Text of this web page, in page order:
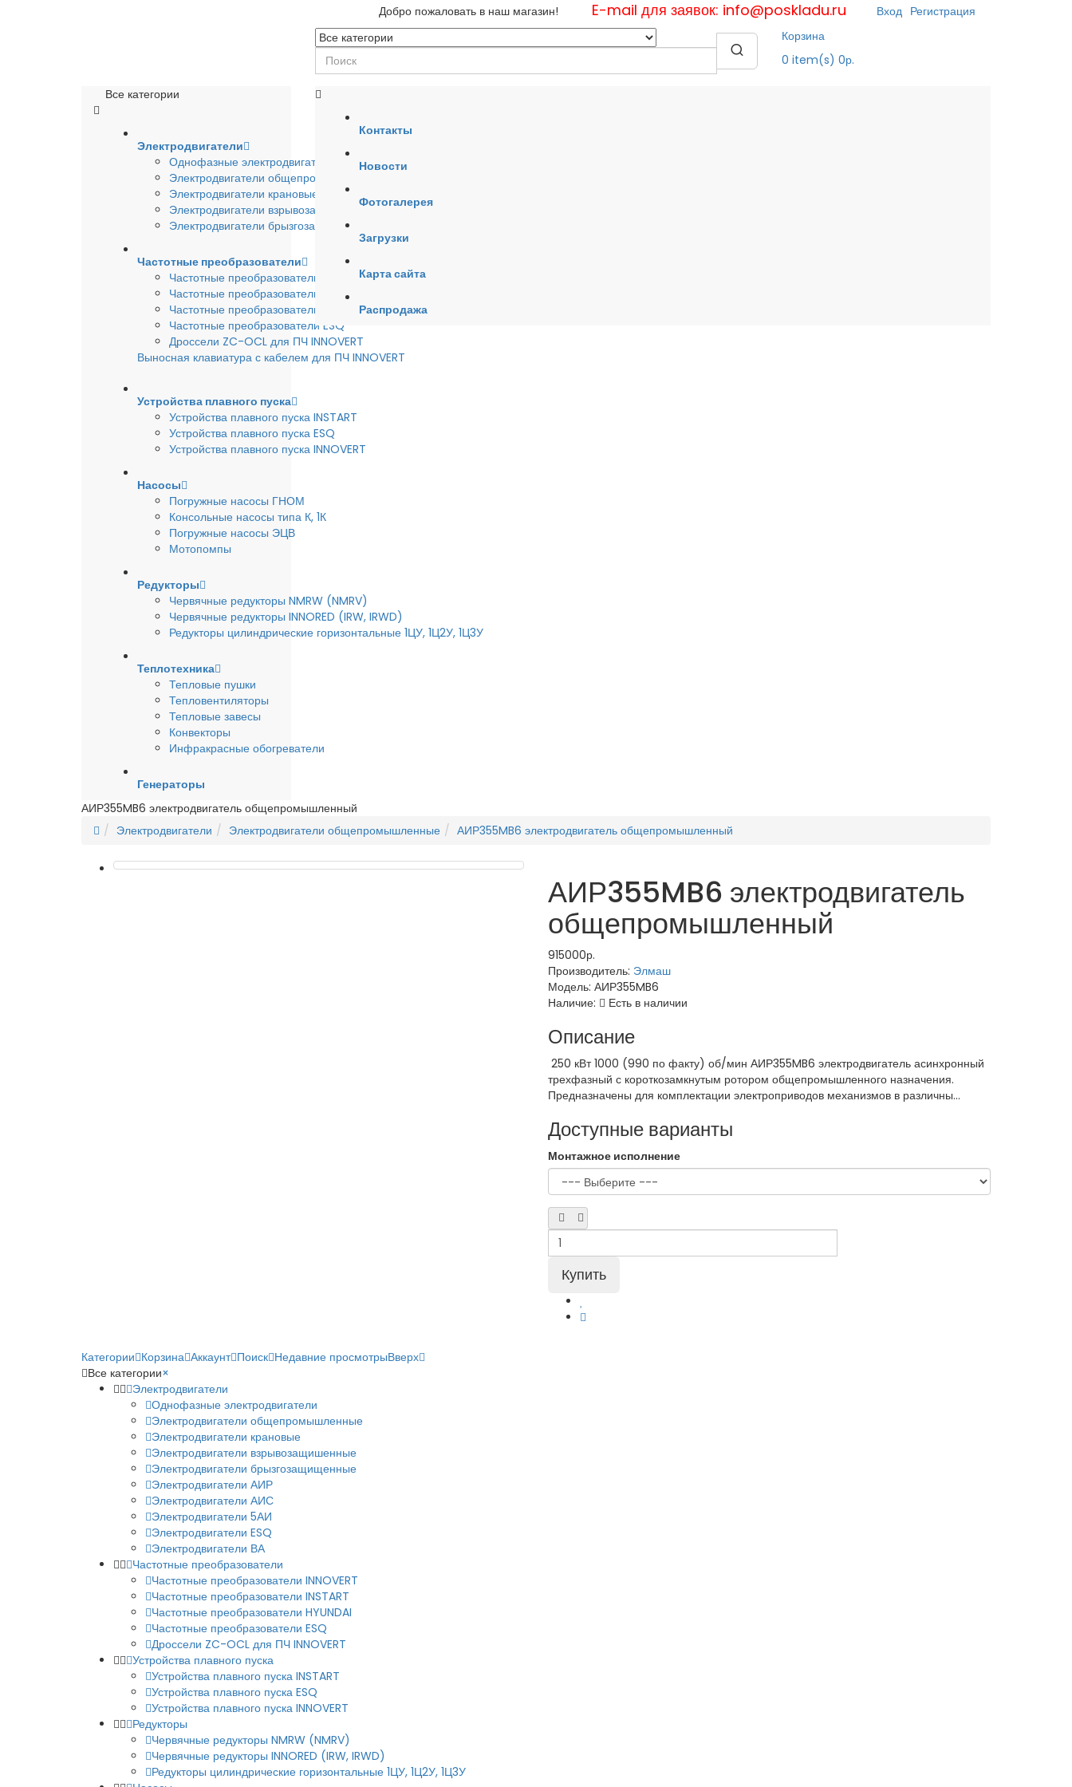
Добро пожаловать в наш магазин! E-mail для заявок: info@poskladu.ru Вход Регистрация
Корзина
0 item(s) 0р.
Все категории
Электродвигатели
Однофазные электродвигатели
Электродвигатели общепромышленные
Электродвигатели крановые
Электродвигатели взрывозащишенные
Электродвигатели брызгозащищенные
Частотные преобразователи
Частотные преобразователи INSTART
Частотные преобразователи INNOVERT
Частотные преобразователи HYUNDAI
Частотные преобразователи ESQ
Дроссели ZC-OCL для ПЧ INNOVERT
Выносная клавиатура с кабелем для ПЧ INNOVERT
Устройства плавного пуска
Устройства плавного пуска INSTART
Устройства плавного пуска ESQ
Устройства плавного пуска INNOVERT
Насосы
Погружные насосы ГНОМ
Консольные насосы типа К, 1К
Погружные насосы ЭЦВ
Мотопомпы
Редукторы
Червячные редукторы NMRW (NMRV)
Червячные редукторы INNORED (IRW, IRWD)
Редукторы цилиндрические горизонтальные 1ЦУ, 1Ц2У, 1Ц3У
Теплотехника
Тепловые пушки
Тепловентиляторы
Тепловые завесы
Конвекторы
Инфракрасные обогреватели
Генераторы
Контакты
Новости
Фотогалерея
Загрузки
Карта сайта
Распродажа
АИР355MB6 электродвигатель общепромышленный
Электродвигатели
Электродвигатели общепромышленные АИР355MB6 электродвигатель общепромышленный
АИР355MB6 электродвигатель
общепромышленный
915000р.
Производитель: Элмаш
Модель: АИР355MB6
Наличие:
Есть в наличии
Описание
250 кВт 1000 (990 по факту) об/мин АИР355MB6 электродвигатель асинхронный
трехфазный с короткозамкнутым ротором общепромышленного назначения.
Предназначены для комплектации электроприводов механизмов в различны...
Доступные варианты
Монтажное исполнение
Категории Корзина Аккаунт Поиск Недавние просмотрыВверх
Все категории×
Электродвигатели
Однофазные электродвигатели
Электродвигатели общепромышленные
Электродвигатели крановые
Электродвигатели взрывозащишенные
Электродвигатели брызгозащищенные
Электродвигатели АИР
Электродвигатели АИС
Электродвигатели 5АИ
Электродвигатели ESQ
Электродвигатели ВА
Частотные преобразователи
Частотные преобразователи INNOVERT
Частотные преобразователи INSTART
Частотные преобразователи HYUNDAI
Частотные преобразователи ESQ
Дроссели ZC-OCL для ПЧ INNOVERT
Устройства плавного пуска
Устройства плавного пуска INSTART
Устройства плавного пуска ESQ
Устройства плавного пуска INNOVERT
Редукторы
Червячные редукторы NMRW (NMRV)
Червячные редукторы INNORED (IRW, IRWD)
Редукторы цилиндрические горизонтальные 1ЦУ, 1Ц2У, 1Ц3У